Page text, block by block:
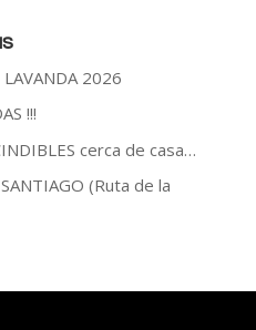
LAVANDA 2026
!!!
cerca de casa…
(Ruta de la